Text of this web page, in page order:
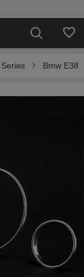
Bmw E38